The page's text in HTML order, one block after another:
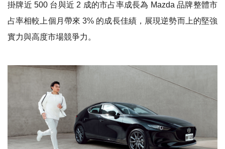
掛牌近 500 台與近 2 成的市占率成長為 Mazda 品牌整體市
占率相較上個月帶來 3% 的成長佳績，展現逆勢而上的堅強
實力與高度市場競爭力。